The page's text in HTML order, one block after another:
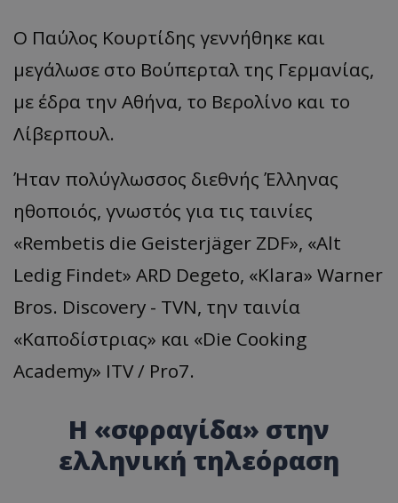
Ο Παύλος Κουρτίδης γεννήθηκε και
μεγάλωσε στο Βούπερταλ της Γερμανίας,
με έδρα την Αθήνα, το Βερολίνο και το
Λίβερπουλ.
Ήταν πολύγλωσσος διεθνής Έλληνας
ηθοποιός, γνωστός για τις ταινίες
«Rembetis die Geisterjäger ZDF», «Alt
Ledig Findet» ARD Degeto, «Klara» Warner
Bros. Discovery - TVN, την ταινία
«Καποδίστριας» και «Die Cooking
Academy» ITV / Pro7.
Η «σφραγίδα» στην
ελληνική τηλεόραση